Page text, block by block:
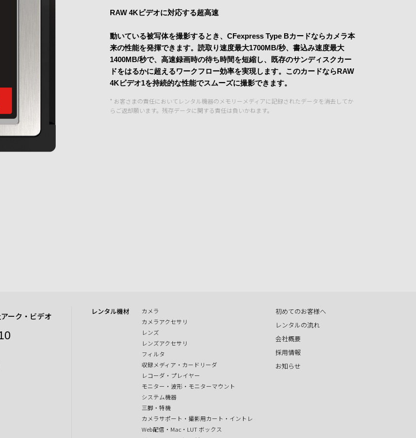
RAW 4Kビデオに対応する超高速
動いている被写体を撮影するとき、CFexpress Type Bカードならカメラ本
来の性能を発揮できます。読取り速度最大1700MB/秒、書込み速度最大
1400MB/秒で、高速録画時の待ち時間を短縮し、既存のサンディスクカー
ドをはるかに超えるワークフロー効率を実現します。このカードならRAW
4Kビデオ1を持続的な性能でスムーズに撮影できます。
* お客さまの責任においてレンタル機器のメモリーメディアに記録されたデータを消去してか
らご返却願います。残存データに関する責任は負いかねます。
ーク・ビデオ レンタル機材
カメラ
カメラアクセサリ
レンズ
レンズアクセサリ
フィルタ
収録メディア・カードリーダ
レコーダ・プレイヤー
モニター・波形・モニターマウント
システム機器
三脚・特機
カメラサポート・撮影用カート・イントレ
Web配信・Mac・LUT ボックス
初めてのお客様へ
レンタルの流れ
会社概要
採用情報
お知らせ